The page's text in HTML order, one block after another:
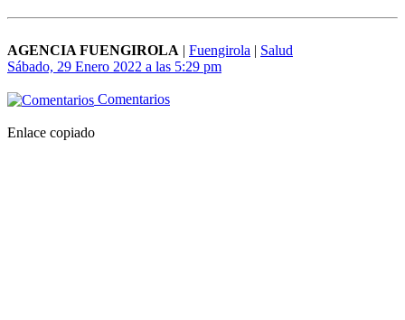
AGENCIA FUENGIROLA | Fuengirola | Salud
Sábado, 29 Enero 2022 a las 5:29 pm
Comentarios
Enlace copiado